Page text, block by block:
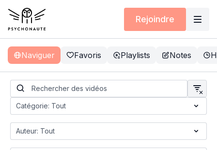
Rejoindre
Naviguer Favoris Playlists Notes